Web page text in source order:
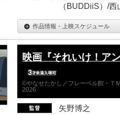
（BUDDiiS）/
作品情報・上映スケジュール
映画『それいけ！ア
©やなせたかし／フレーベル館・Ｔ
2026
矢野博之